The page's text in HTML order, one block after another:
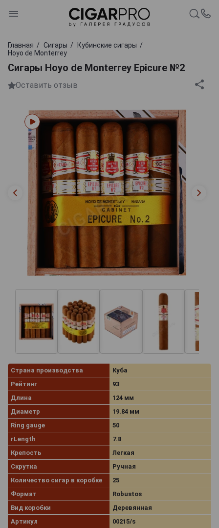
Главная Сигары
Кубинские сигары
Hoyo de Monterrey
Сигары Hoyo de Monterrey Epicure №2
Оставить отзыв
Страна производства
Куба
Рейтинг
93
Длина
124 мм
Диаметр
19.84 мм
Ring gauge
50
rLength
7.8
Крепость
Легкая
Скрутка
Ручная
Количество сигар в коробке
25
Формат
Robustos
Вид коробки
Деревянная
Артикул
00215/s